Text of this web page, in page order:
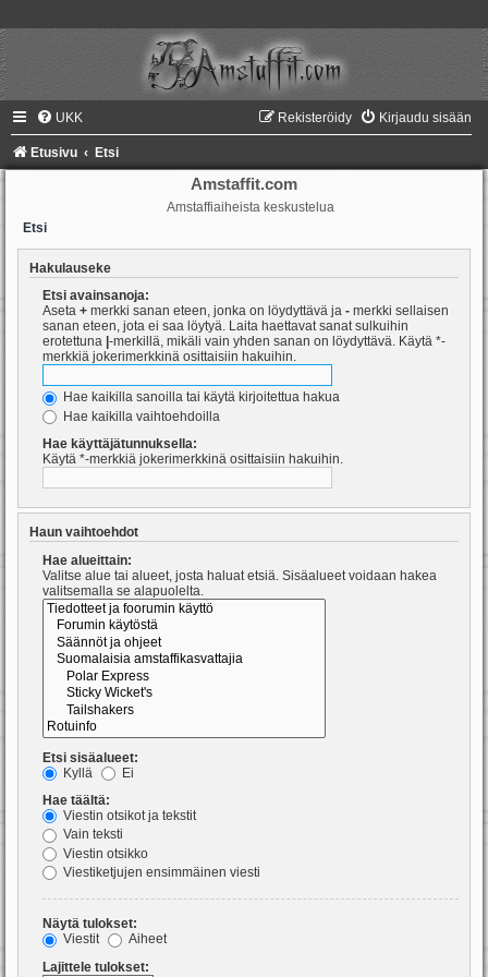
UKK Kirjaudu sisään
Rekisteröidy
Etusivu Etsi
Amstaffit.com
Amstaffiaiheista keskustelua
Etsi
Hakulauseke
Etsi avainsanoja:
Aseta + merkki sanan eteen, jonka on löydyttävä ja - merkki sellaisen
sanan eteen, jota ei saa löytyä. Laita haettavat sanat sulkuihin
erotettuna -merkillä, mikäli vain yhden sanan on löydyttävä. Käytä *-
merkkiä jokerimerkkinä osittaisiin hakuihin.
Hae kaikilla sanoilla tai käytä kirjoitettua hakua
Hae kaikilla vaihtoehdoilla
Hae käyttäjätunnuksella:
Käytä *-merkkiä jokerimerkkinä osittaisiin hakuihin.
Haun vaihtoehdot
Hae alueittain:
Valitse alue tai alueet, josta haluat etsiä. Sisäalueet voidaan hakea
valitsemalla se alapuolelta.
Etsi sisäalueet:
Kyllä
Ei
Hae täältä:
Viestin otsikot ja tekstit
Vain teksti
Viestin otsikko
Viestiketjujen ensimmäinen viesti
Näytä tulokset:
Viestit
Aiheet
Lajittele tulokset: